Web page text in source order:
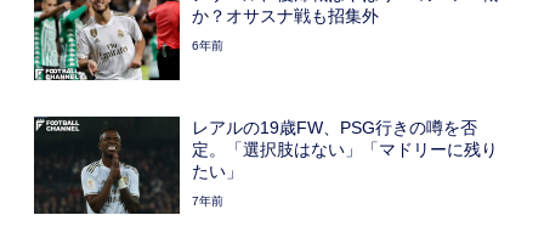
ブンデスリーガ
UEFA
高校サッカー
動画
か？オサスナ戦も招集外
6年前
レアルの19歳FW、PSG行きの噂を否
定。「選択肢はない」「マドリーに残り
たい」
7年前